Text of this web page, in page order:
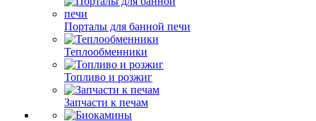
Порталы для банной печи
Теплообменники
Топливо и розжиг
Запчасти к печам